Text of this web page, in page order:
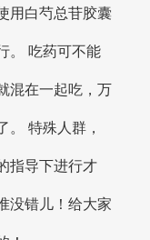
用白芍总苷胶囊
。 吃药可不能
混在一起吃，万
。 特殊人群，
指导下进行才
没错儿！给大家